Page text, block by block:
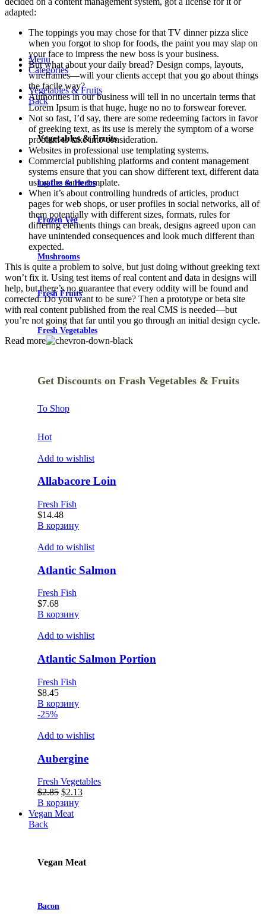
adapted:
The toppings you may chose for that TV dinner pizza slice
when you forgot to shop for foods, the paint you may slap on
your face to impress the new boss is your business.
But what about your daily bread? Design comps, layouts,
wireframes—will your clients accept that you go about things
the facile way?
Authorities in our business will tell in no uncertain terms that
Lorem Ipsum is that huge, huge no no to forswear forever.
Not so fast, I’d say, there are some redeeming factors in favor
of greeking text, as its use is merely the symptom of a worse
problem to take into consideration.
Websites in professional use templating systems.
Commercial publishing platforms and content management
systems ensure that you can show different text, different data
using the same template.
When it’s about controlling hundreds of articles, product
pages for web shops, or user profiles in social networks, all of
them potentially with different sizes, formats, rules for
differing elements things can break, designs agreed upon can
have unintended consequences and look much different than
expected.
This is quite a problem to solve, but just doing without greeking text
won’t fix it. Using test items of real content and data in designs will
help, but there’s no guarantee that every oddity will be found and
corrected. Do you want to be sure? Then a prototype or beta site
with real content published from the real CMS is needed—but
you’re not going that far until you go through an initial design cycle.
Read more
Menu
Categories
Vegetables & Fruits
Back
Vegetables & Fruits
Leafies & Herbs
Frozen Veg
Mushrooms
Fresh Fruits
Fresh Vegetables
Get Discounts on Frash Vegetables & Fruits
To Shop
Hot
Add to wishlist
Allabacore Loin
Fresh Fish
$14.48
В корзину
Add to wishlist
Atlantic Salmon
Fresh Fish
$7.68
В корзину
Add to wishlist
Atlantic Salmon Portion
Fresh Fish
$8.45
В корзину
-25%
Add to wishlist
Aubergine
Fresh Vegetables
$2.85 Первоначальная
цена
составляла
$2.13Текущая
В корзину
Vegan Meat
Back
Vegan Meat
Bacon